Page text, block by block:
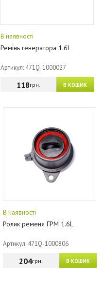
В наявності
Ремінь генератора 1.6L
Артикул: 471Q-1000027
В КОШИК
118грн.
В наявності
Ролик ременя ГРМ 1.6L
Артикул: 471Q-1000806
В КОШИК
204грн.